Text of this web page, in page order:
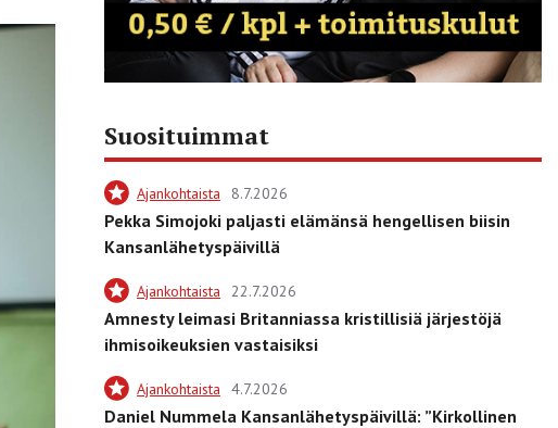
Suosituimmat
Ajankohtaista 8.7.2026
Pekka Simojoki paljasti elämänsä hengellisen biisin
Kansanlähetyspäivillä
Ajankohtaista 22.7.2026
Amnesty leimasi Britanniassa kristillisiä järjestöjä
ihmisoikeuksien vastaisiksi
Ajankohtaista 4.7.2026
Daniel Nummela Kansanlähetyspäivillä: ”Kirkollinen